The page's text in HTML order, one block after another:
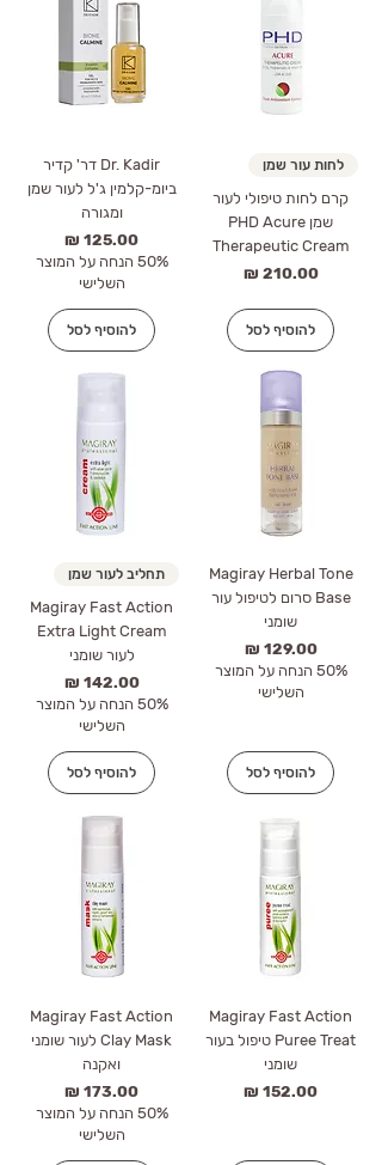
לחות עור שמן
קרם לחות טיפולי לעור
שמן PHD Acure
Therapeutic Cream
מחיר‏210.00 ‏₪
להוסיף לסל
Dr. Kadir דר' קדיר
ביומ-קלמין ג'ל לעור שמן
ומגורה
מחיר
50% הנחה על המוצר
השלישי
להוסיף לסל
Magiray Herbal Tone
Base סרום לטיפול עור
שומני
מחיר‏129.00 ‏₪
50% הנחה על המוצר
השלישי
להוסיף לסל
תחליב לעור שמן
Magiray Fast Action
Extra Light Cream
לעור שומני
מחיר‏142.00 ‏₪
50% הנחה על המוצר
השלישי
להוסיף לסל
Magiray Fast Action
Puree Treat טיפול בעור
שומני
מחיר
Magiray Fast Action
Clay Mask לעור שומני
ואקנה
מחיר
50% הנחה על המוצר
השלישי